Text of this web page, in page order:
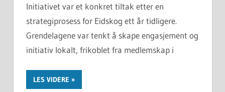
Initiativet var et konkret tiltak etter en
strategiprosess for Eidskog ett år tidligere.
Grendelagene var tenkt å skape engasjement og
initiativ lokalt, frikoblet fra medlemskap i
LES VIDERE